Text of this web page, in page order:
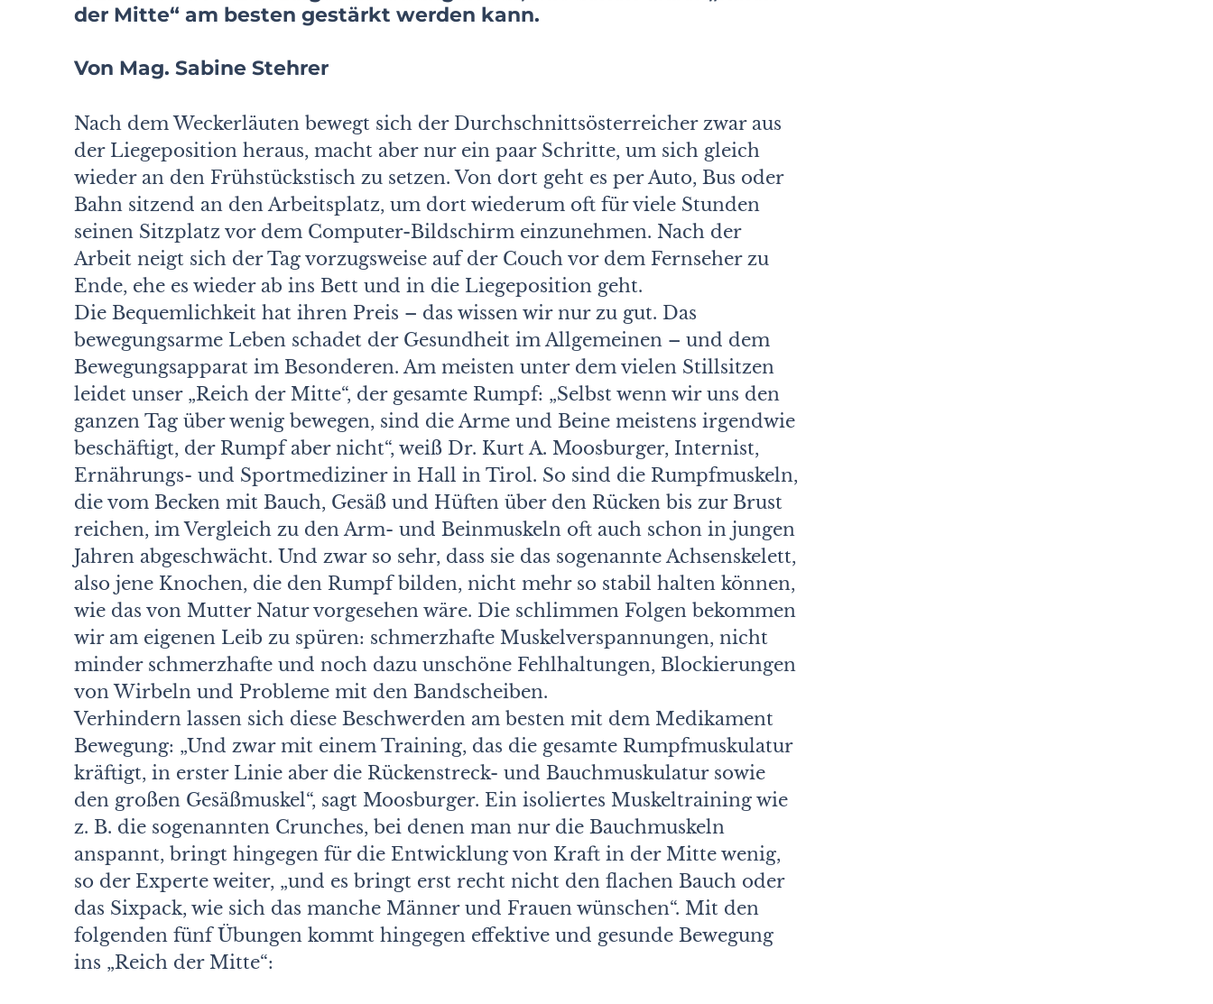
der Mitte“ am besten gestärkt werden kann.
Von Mag. Sabine Stehrer
Nach dem Weckerläuten bewegt sich der Durchschnittsösterreicher zwar aus
der Liegeposition heraus, macht aber nur ein paar Schritte, um sich gleich
wieder an den Frühstückstisch zu setzen. Von dort geht es per Auto, Bus oder
Bahn sitzend an den Arbeitsplatz, um dort wiederum oft für viele Stunden
seinen Sitzplatz vor dem Computer-Bildschirm einzunehmen. Nach der
Arbeit neigt sich der Tag vorzugsweise auf der Couch vor dem Fernseher zu
Ende, ehe es wieder ab ins Bett und in die Liegeposition geht.
Die Bequemlichkeit hat ihren Preis – das wissen wir nur zu gut. Das
bewegungsarme Leben schadet der Gesundheit im Allgemeinen – und dem
Bewegungsapparat im Besonderen. Am meisten unter dem vielen Stillsitzen
leidet unser „Reich der Mitte“, der gesamte Rumpf: „Selbst wenn wir uns den
ganzen Tag über wenig bewegen, sind die Arme und Beine meistens irgendwie
beschäftigt, der Rumpf aber nicht“, weiß Dr. Kurt A. Moosburger, Internist,
Ernährungs- und Sportmediziner in Hall in Tirol. So sind die Rumpfmuskeln,
die vom Becken mit Bauch, Gesäß und Hüften über den Rücken bis zur Brust
reichen, im Vergleich zu den Arm- und Beinmuskeln oft auch schon in jungen
Jahren abgeschwächt. Und zwar so sehr, dass sie das sogenannte Achsenskelett,
also jene Knochen, die den Rumpf bilden, nicht mehr so stabil halten können,
wie das von Mutter Natur vorgesehen wäre. Die schlimmen Folgen bekommen
wir am eigenen Leib zu spüren: schmerzhafte Muskelverspannungen, nicht
minder schmerzhafte und noch dazu unschöne Fehlhaltungen, Blockierungen
von Wirbeln und Probleme mit den Bandscheiben.
Verhindern lassen sich diese Beschwerden am besten mit dem Medikament
Bewegung: „Und zwar mit einem Training, das die gesamte Rumpfmuskulatur
kräftigt, in erster Linie aber die Rückenstreck- und Bauchmuskulatur sowie
den großen Gesäßmuskel“, sagt Moosburger. Ein isoliertes Muskeltraining wie
z. B. die sogenannten Crunches, bei denen man nur die Bauchmuskeln
anspannt, bringt hingegen für die Entwicklung von Kraft in der Mitte wenig,
so der Experte weiter, „und es bringt erst recht nicht den flachen Bauch oder
das Sixpack, wie sich das manche Männer und Frauen wünschen“. Mit den
folgenden fünf Übungen kommt hingegen effektive und gesunde Bewegung
ins „Reich der Mitte“: